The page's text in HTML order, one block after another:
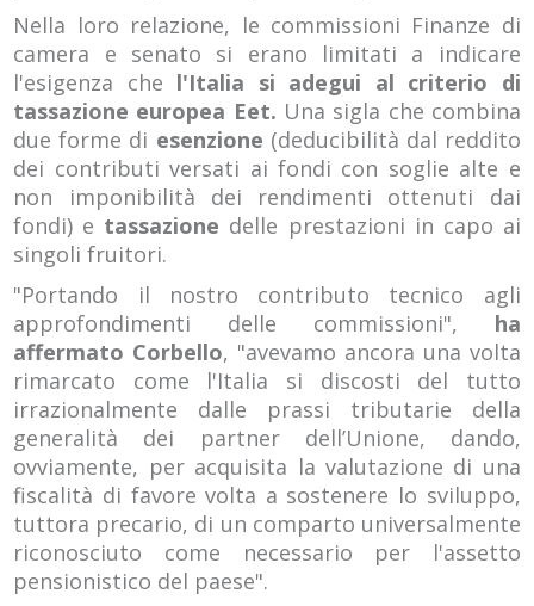
Nella loro relazione, le commissioni Finanze di
camera e senato si erano limitati a indicare
l'esigenza che l'Italia si adegui al criterio di
tassazione europea Eet. Una sigla che combina
due forme di esenzione (deducibilità dal reddito
dei contributi versati ai fondi con soglie alte e
non imponibilità dei rendimenti ottenuti dai
fondi) e tassazione delle prestazioni in capo ai
singoli fruitori.
"Portando il nostro contributo tecnico agli
approfondimenti delle commissioni", ha
affermato Corbello, "avevamo ancora una volta
rimarcato come l'Italia si discosti del tutto
irrazionalmente dalle prassi tributarie della
generalità dei partner dell’Unione, dando,
ovviamente, per acquisita la valutazione di una
fiscalità di favore volta a sostenere lo sviluppo,
tuttora precario, di un comparto universalmente
riconosciuto come necessario per l'assetto
pensionistico del paese".